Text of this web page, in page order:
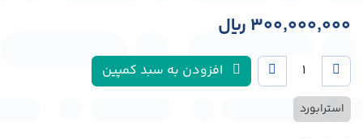
300,000,000 ﷼
افزودن به سبد کمپین
استرابورد